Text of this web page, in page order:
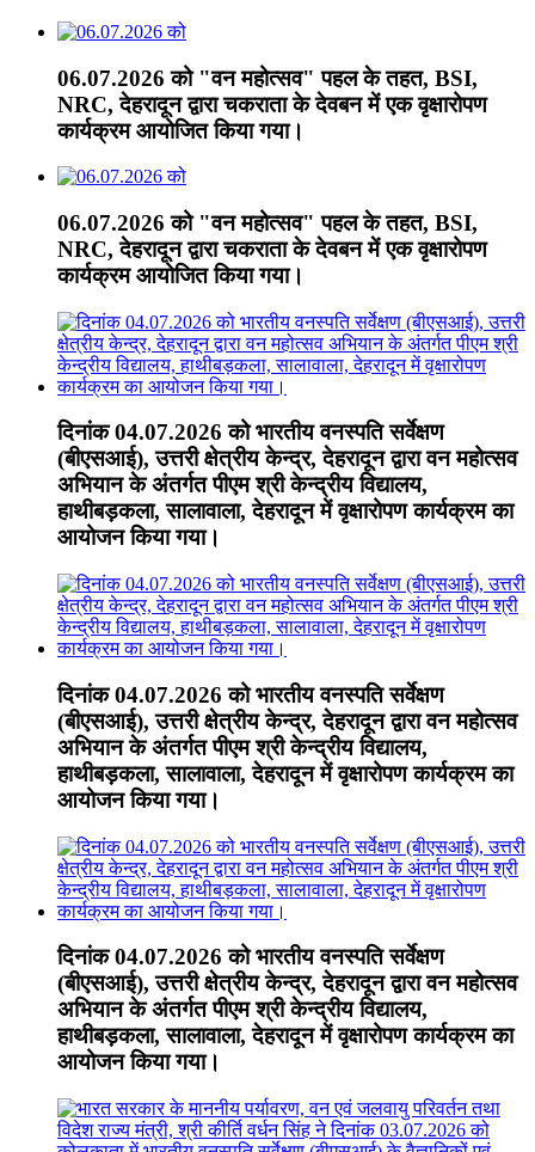
06.07.2026 को "वन महोत्सव" पहल के तहत, BSI,
NRC, देहरादून द्वारा चकराता के देवबन में एक वृक्षारोपण
कार्यक्रम आयोजित किया गया।
06.07.2026 को "वन महोत्सव" पहल के तहत, BSI,
NRC, देहरादून द्वारा चकराता के देवबन में एक वृक्षारोपण
कार्यक्रम आयोजित किया गया।
दिनांक 04.07.2026 को भारतीय वनस्पति सर्वेक्षण
(बीएसआई), उत्तरी क्षेत्रीय केन्द्र, देहरादून द्वारा वन महोत्सव
अभियान के अंतर्गत पीएम श्री केन्द्रीय विद्यालय,
हाथीबड़कला, सालावाला, देहरादून में वृक्षारोपण कार्यक्रम का
आयोजन किया गया।
दिनांक 04.07.2026 को भारतीय वनस्पति सर्वेक्षण
(बीएसआई), उत्तरी क्षेत्रीय केन्द्र, देहरादून द्वारा वन महोत्सव
अभियान के अंतर्गत पीएम श्री केन्द्रीय विद्यालय,
हाथीबड़कला, सालावाला, देहरादून में वृक्षारोपण कार्यक्रम का
आयोजन किया गया।
दिनांक 04.07.2026 को भारतीय वनस्पति सर्वेक्षण
(बीएसआई), उत्तरी क्षेत्रीय केन्द्र, देहरादून द्वारा वन महोत्सव
अभियान के अंतर्गत पीएम श्री केन्द्रीय विद्यालय,
हाथीबड़कला, सालावाला, देहरादून में वृक्षारोपण कार्यक्रम का
आयोजन किया गया।